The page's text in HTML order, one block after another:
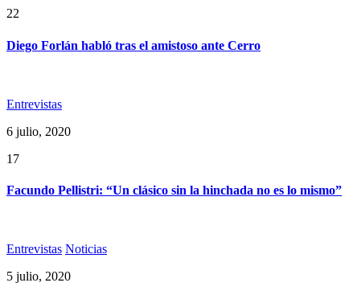
22
Diego Forlán habló tras el amistoso ante Cerro
Entrevistas
6 julio, 2020
17
Facundo Pellistri: “Un clásico sin la hinchada no es lo mismo”
Entrevistas Noticias
5 julio, 2020